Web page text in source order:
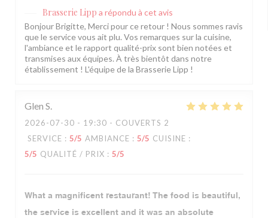
Brasserie Lipp a répondu à cet avis
Bonjour Brigitte, Merci pour ce retour ! Nous sommes ravis
que le service vous ait plu. Vos remarques sur la cuisine,
l'ambiance et le rapport qualité-prix sont bien notées et
transmises aux équipes. À très bientôt dans notre
établissement ! L'équipe de la Brasserie Lipp !
Glen S
2026-07-30 - 19:30 - COUVERTS 2
SERVICE : 5/5 AMBIANCE : 5/5 CUISINE :
5/5 QUALITÉ / PRIX : 5/5
What a magnificent restaurant! The food is beautiful,
the service is excellent and it was an absolute